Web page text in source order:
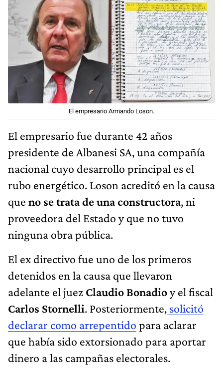
El empresario Armando Loson.
El empresario fue durante 42 años
presidente de Albanesi SA, una compañía
nacional cuyo desarrollo principal es el
rubo energético. Loson acreditó en la causa
que no se trata de una constructora, ni
proveedora del Estado y que no tuvo
ninguna obra pública.
El ex directivo fue uno de los primeros
detenidos en la causa que llevaron
adelante el juez Claudio Bonadioy el fiscal
Carlos Stornelli. Posteriormente, solicitó
declarar como arrepentido para aclarar
que había sido extorsionado para aportar
dinero a las campañas electorales.